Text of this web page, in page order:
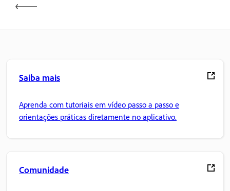
Saiba mais
Aprenda com tutoriais em vídeo passo a passo e
orientações práticas diretamente no aplicativo.
Comunidade